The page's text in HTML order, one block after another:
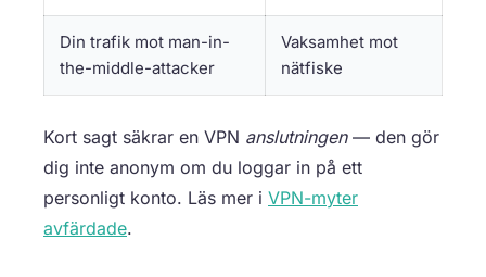
Din trafik mot man-in-
the-middle-attacker
Vaksamhet mot
nätfiske
Kort sagt säkrar en VPN anslutningen— den gör
dig inte anonym om du loggar in på ett
personligt konto. Läs mer i VPN-myter
avfärdade.